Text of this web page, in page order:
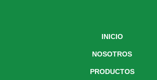
INICIO
NOSOTROS
PRODUCTOS